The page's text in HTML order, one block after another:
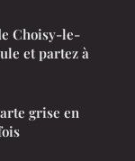
Choisy-le-
et partez à
grise en